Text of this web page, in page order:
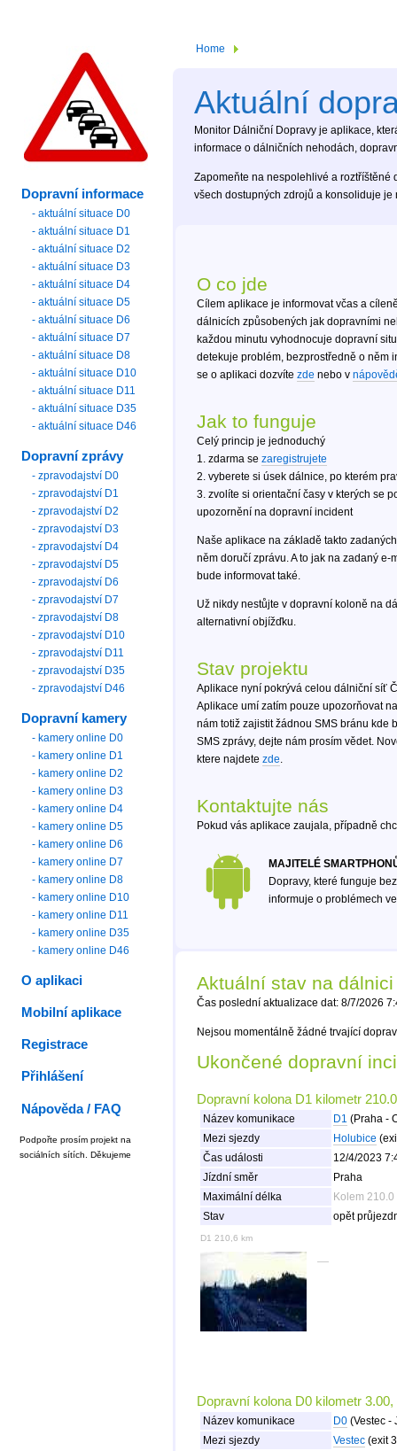
Home
Aktuální
Monitor Dálniční Dopravy je aplikace,
informace o dálničních nehodách,
Zapomeňte na nespolehlivé a
všech dostupných zdrojů a konsoliduje
O co jde
Cílem aplikace je informovat včas a
dálnicích způsobených jak dopravními
každou minutu vyhodnocuje dopravní
detekuje problém, bezprostředně o něm
se o aplikaci dozvíte zde nebo v
Jak to funguje
Celý princip je jednoduchý
1. zdarma se zaregistrujete
2. vyberete si úsek dálnice, po kterém
3. zvolíte si orientační časy v kterých se
upozornění na dopravní incident
Naše aplikace na základě takto
něm doručí zprávu. A to jak na zadaný
bude informovat také.
Už nikdy nestůjte v dopravní koloně na
alternativní objížďku.
Stav projektu
Aplikace nyní pokrývá celou dálniční síť
Aplikace umí zatím pouze upozorňovat
nám totiž zajistit žádnou SMS bránu kde
SMS zprávy, dejte nám prosím vědet.
ktere najdete zde.
Kontaktujte nás
Pokud vás aplikace zaujala, případně
MAJITELÉ
Dopravy, které funguje
informuje o problémech
Aktuální stav na dálnici
Čas poslední aktualizace dat: 8/7/2026
Nejsou momentálně žádné trvající
Ukončené dopravní
Dopravní kolona D1 kilometr
Název komunikace D1 (Praha -
Mezi sjezdy
Holubice
Čas události
12/4/2023
Jízdní směr
Praha
Maximální délka
Kolem
Stav
opět
D1 210,6 km
Dopravní kolona D0 kilometr
Název komunikace D0(Vestec -
Mezi sjezdy
Vestec(exit
Dopravní informace
- aktuální situace D0
- aktuální situace D1
- aktuální situace D2
- aktuální situace D3
- aktuální situace D4
- aktuální situace D5
- aktuální situace D6
- aktuální situace D7
- aktuální situace D8
- aktuální situace D10
- aktuální situace D11
- aktuální situace D35
- aktuální situace D46
Dopravní zprávy
- zpravodajství D0
- zpravodajství D1
- zpravodajství D2
- zpravodajství D3
- zpravodajství D4
- zpravodajství D5
- zpravodajství D6
- zpravodajství D7
- zpravodajství D8
- zpravodajství D10
- zpravodajství D11
- zpravodajství D35
- zpravodajství D46
Dopravní kamery
- kamery online D0
- kamery online D1
- kamery online D2
- kamery online D3
- kamery online D4
- kamery online D5
- kamery online D6
- kamery online D7
- kamery online D8
- kamery online D10
- kamery online D11
- kamery online D35
- kamery online D46
O aplikaci
Mobilní aplikace
Registrace
Přihlášení
Nápověda / FAQ
Podpořte prosím projekt na
sociálních sítích. Děkujeme